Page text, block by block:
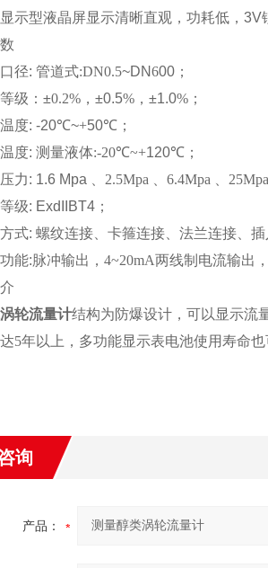
示型液晶屏显示清晰直观，功耗低， 3V
口径: 管道式:DN0.5~DN600；
级 ： ±0.2%， ±0.5%， ±1.0%；
度: -20℃~+50℃；
度: 测量液体:-20℃~+120℃；
力: 1.6 Mpa 2.5Mpa 6.4Mpa 25Mpa
级: ExdIIBT4；
式: 螺纹连接、 卡箍连接、法兰连接、
能:脉冲输出， 4~20mA两线制电流输出 ，
轮流量计结构为防爆设计，可以显示流
5年以上，多功能显示表电池使用寿命也
询
产品：